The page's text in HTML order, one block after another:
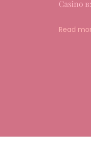
Casino
Read